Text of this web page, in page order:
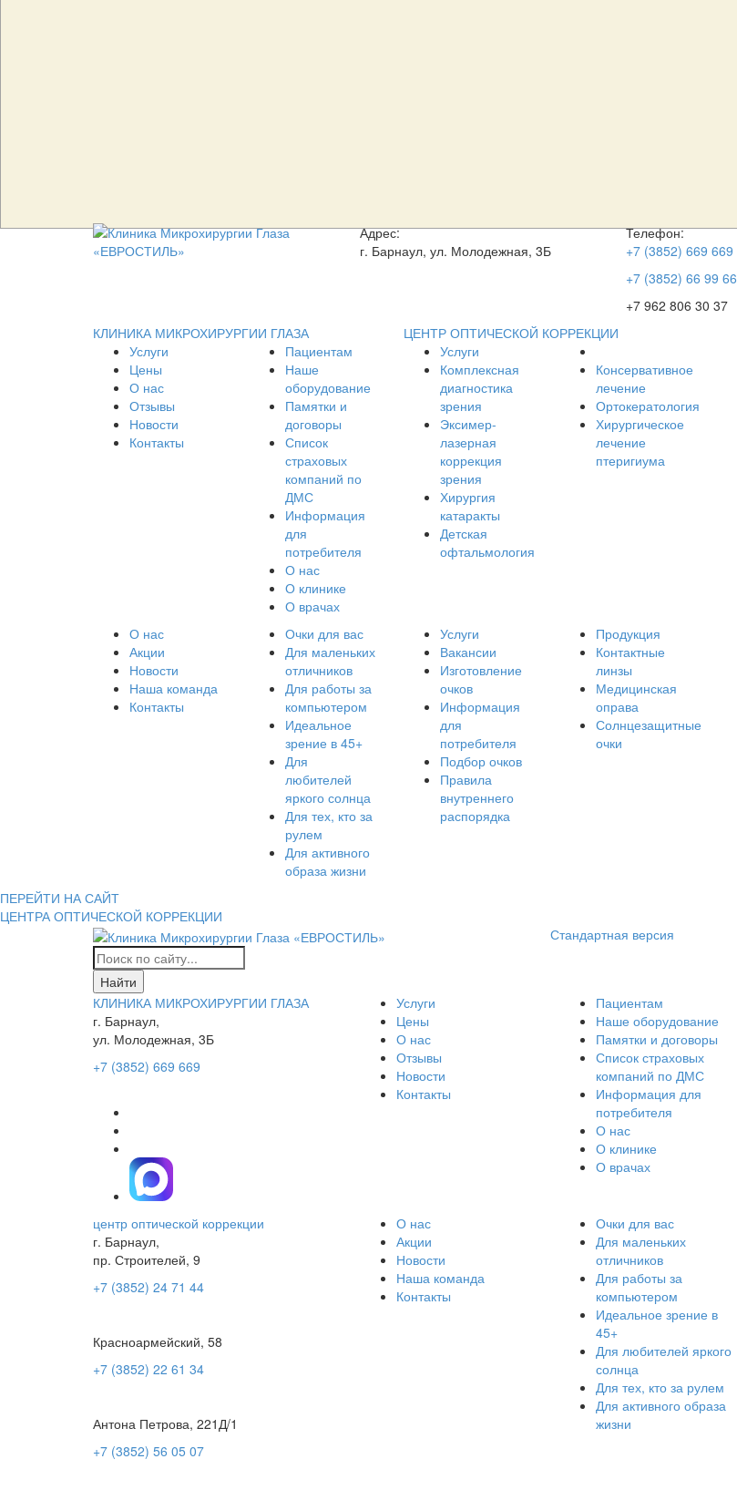
Адрес:
г. Барнаул, ул. Молодежная, 3Б
Телефон:
+7 (3852) 669 669
+7 (3852) 66 99 66
+7 962 806 30 37
КЛИНИКА МИКРОХИРУРГИИ ГЛАЗА
ЦЕНТР ОПТИЧЕСКОЙ КОРРЕКЦИИ
Услуги
Цены
О нас
Отзывы
Новости
Контакты
Пациентам
Наше
оборудование
Памятки и
договоры
Список
страховых
компаний по
ДМС
Информация
для
потребителя
О нас
О клинике
О врачах
Услуги
Комплексная
диагностика
зрения
Эксимер-
лазерная
коррекция
зрения
Хирургия
катаракты
Детская
офтальмология
Консервативное
лечение
Ортокератология
Хирургическое
лечение
птеригиума
О нас
Акции
Новости
Наша команда
Контакты
Очки для вас
Для маленьких
отличников
Для работы за
компьютером
Идеальное
зрение в 45+
Для
любителей
яркого солнца
Для тех, кто за
рулем
Для активного
образа жизни
Услуги
Вакансии
Изготовление
очков
Информация
для
потребителя
Подбор очков
Правила
внутреннего
распорядка
Продукция
Контактные
линзы
Медицинская
оправа
Солнцезащитные
очки
ПЕРЕЙТИ НА САЙТ
ЦЕНТРА ОПТИЧЕСКОЙ КОРРЕКЦИИ
Стандартная версия
КЛИНИКА МИКРОХИРУРГИИ ГЛАЗА
г. Барнаул,
ул. Молодежная, 3Б
+7 (3852) 669 669
Услуги
Цены
О нас
Отзывы
Новости
Контакты
Пациентам
Наше оборудование
Памятки и договоры
Список страховых
компаний по ДМС
Информация для
потребителя
О нас
О клинике
О врачах
центр оптической коррекции
г. Барнаул,
пр. Строителей, 9
+7 (3852) 24 71 44
Красноармейский, 58
+7 (3852) 22 61 34
Антона Петрова, 221Д/1
+7 (3852) 56 05 07
О нас
Акции
Новости
Наша команда
Контакты
Очки для вас
Для маленьких
отличников
Для работы за
компьютером
Идеальное зрение в
45+
Для любителей яркого
солнца
Для тех, кто за рулем
Для активного образа
жизни